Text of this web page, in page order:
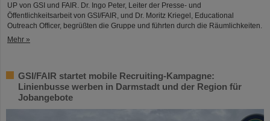
UP von GSI und FAIR. Dr. Ingo Peter, Leiter der Presse- und
Öffentlichkeitsarbeit von GSI/FAIR, und Dr. Moritz Kriegel, Educational
Outreach Officer, begrüßten die Gruppe und führten durch die Räumlichkeiten.
Mehr »
GSI/FAIR startet mobile Recruiting-Kampagne:
Linienbusse werben in Darmstadt und der Region für
Jobangebote